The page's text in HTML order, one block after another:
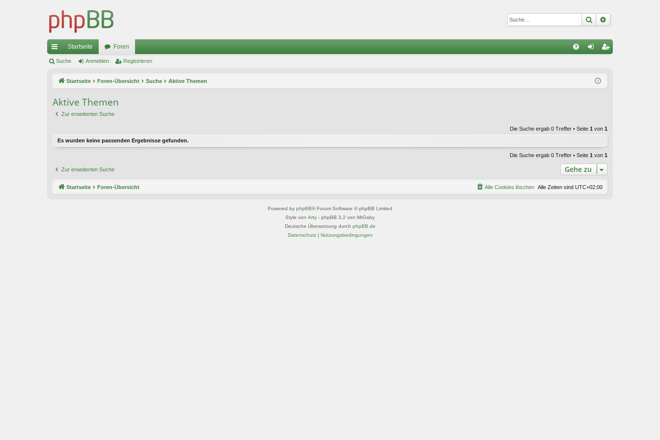
Suche
ch
ug
Startseite Foren
ist
Suche Anmelden Registrieren
Startseite Foren-Übersicht Suche Aktive Themen
Aktive Themen
Zur erweiterten Suche
Die Suche ergab 0 Treffer • Seite 1 von 1
Es wurden keine passenden Ergebnisse gefunden.
Die Suche ergab 0 Treffer • Seite 1 von 1
Zur erweiterten Suche Gehe zu
Startseite Foren-Übersicht Alle Zeiten sind UTC+02:00
Alle Cookies löschen
Powered by phpBB® Forum Software © phpBB Limited
Style von Arty - phpBB 3.2 von MrGaby
Deutsche Übersetzung durch phpBB.de
Datenschutz| Nutzungsbedingungen